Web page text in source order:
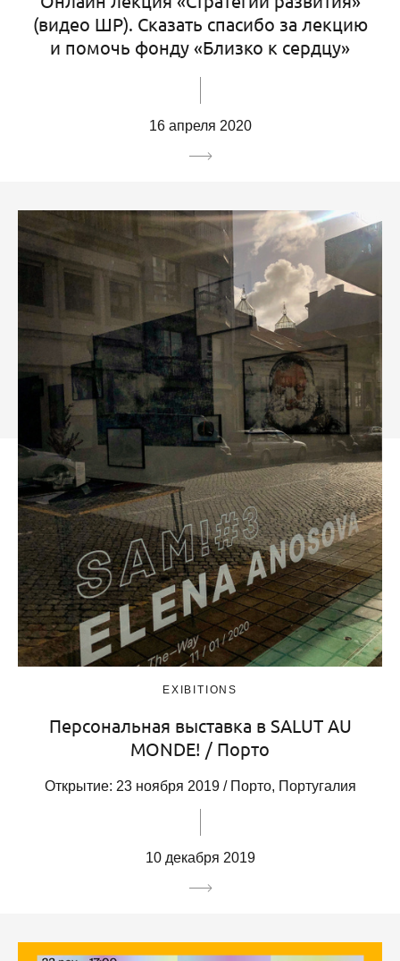
(видео ШР). Сказать спасибо за лекцию
и помочь фонду «Близко к сердцу»
16 апреля 2020
EXIBITIONS
Персональная выставка в SALUT AU
MONDE! / Порто
Открытие: 23 ноября 2019 / Порто, Португалия
10 декабря 2019